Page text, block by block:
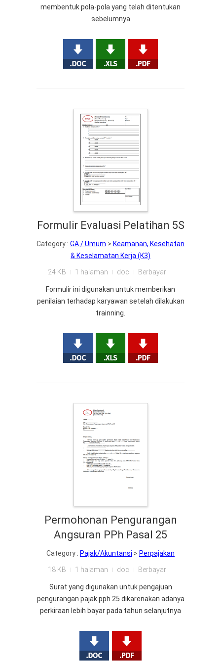
membentuk pola-pola yang telah ditentukan
sebelumnya
Formulir Evaluasi Pelatihan 5S
Category : GA / Umum > Keamanan, Kesehatan
& Keselamatan Kerja (K3)
24 KB 1 halaman doc Berbayar
Formulir ini digunakan untuk memberikan
penilaian terhadap karyawan setelah dilakukan
trainning.
Permohonan Pengurangan
Angsuran PPh Pasal 25
Category : Pajak/Akuntansi > Perpajakan
18 KB 1 halaman doc Berbayar
Surat yang digunakan untuk pengajuan
pengurangan pajak pph 25 dikarenakan adanya
perkiraan lebih bayar pada tahun selanjutnya